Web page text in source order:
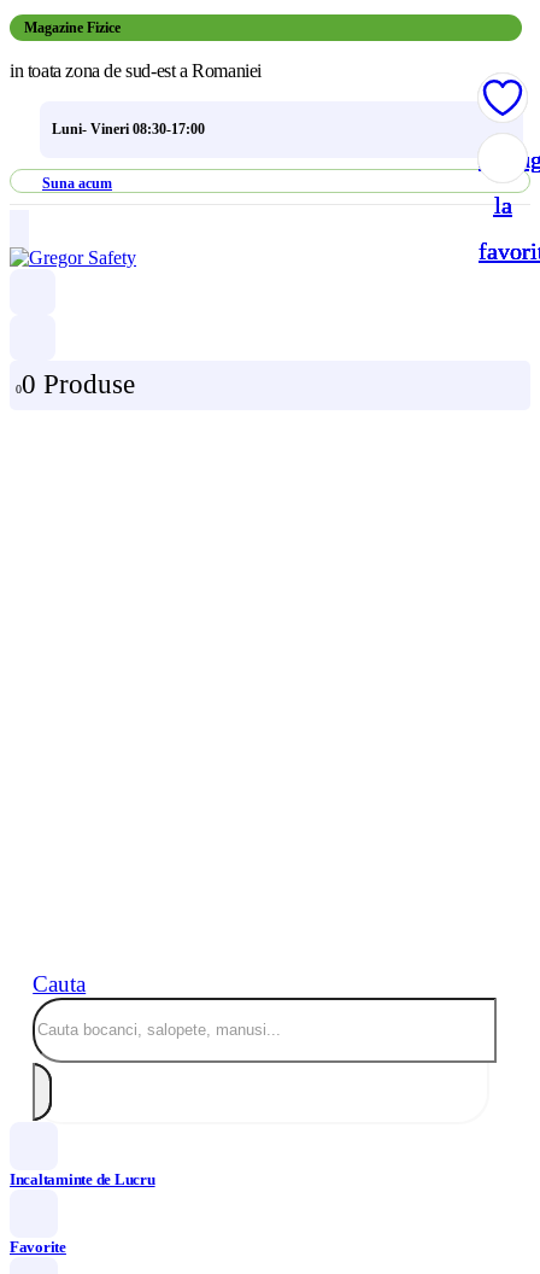
Magazine Fizice
in toata zona de sud-est a Romaniei
Luni- Vineri 08:30-17:00
Suna acum
00 Produse
Cauta
Incaltaminte de Lucru
Favorite
la
la
la
la